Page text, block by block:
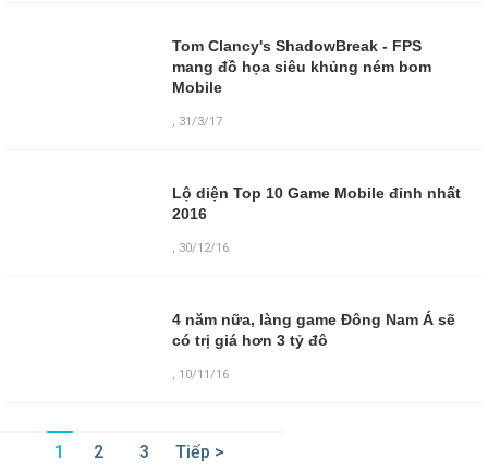
Tom Clancy's ShadowBreak - FPS
mang đồ họa siêu khủng ném bom
Mobile
, 31/3/17
Lộ diện Top 10 Game Mobile đỉnh nhất
2016
, 30/12/16
4 năm nữa, làng game Đông Nam Á sẽ
có trị giá hơn 3 tỷ đô
, 10/11/16
1 2 3 Tiếp >